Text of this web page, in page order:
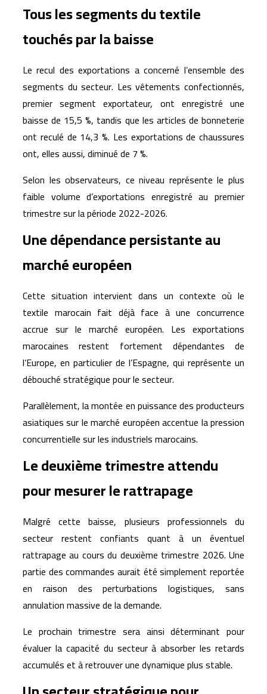
Tous les segments du textile
touchés par la baisse
Le recul des exportations a concerné l’ensemble des
segments du secteur. Les vêtements confectionnés,
premier segment exportateur, ont enregistré une
baisse de 15,5 %, tandis que les articles de bonneterie
ont reculé de 14,3 %. Les exportations de chaussures
ont, elles aussi, diminué de 7 %.
Selon les observateurs, ce niveau représente le plus
faible volume d’exportations enregistré au premier
trimestre sur la période 2022-2026.
Une dépendance persistante au
marché européen
Cette situation intervient dans un contexte où le
textile marocain fait déjà face à une concurrence
accrue sur le marché européen. Les exportations
marocaines restent fortement dépendantes de
l’Europe, en particulier de l’Espagne, qui représente un
débouché stratégique pour le secteur.
Parallèlement, la montée en puissance des producteurs
asiatiques sur le marché européen accentue la pression
concurrentielle sur les industriels marocains.
Le deuxième trimestre attendu
pour mesurer le rattrapage
Malgré cette baisse, plusieurs professionnels du
secteur restent confiants quant à un éventuel
rattrapage au cours du deuxième trimestre 2026. Une
partie des commandes aurait été simplement reportée
en raison des perturbations logistiques, sans
annulation massive de la demande.
Le prochain trimestre sera ainsi déterminant pour
évaluer la capacité du secteur à absorber les retards
accumulés et à retrouver une dynamique plus stable.